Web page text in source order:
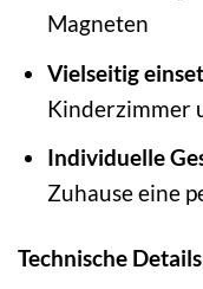
Magneten
Vielseitig
Kinderzimmer
Individuelle
Zuhause eine
Technische